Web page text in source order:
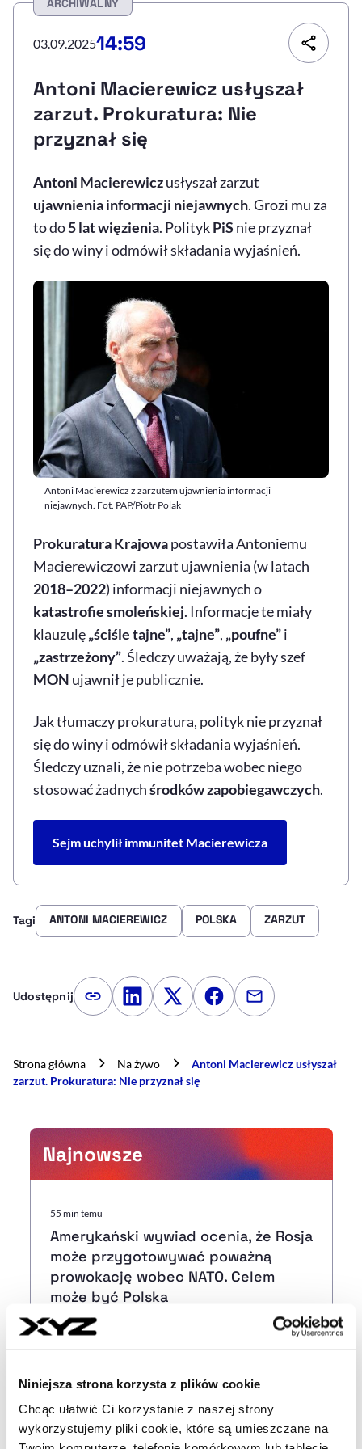
Niniejsza strona korzysta z plików cookie
Chcąc ułatwić Ci korzystanie z naszej strony
wykorzystujemy pliki cookie, które są umieszczane na
Sprawdź, jak i dlaczego zwiększamy dostępność , otwiera się w nowym
Deklaracja dostępności
ARCHIWALNY
03.09.202514:59
Antoni Macierewicz usłyszał
zarzut. Prokuratura: Nie
przyznał się
Antoni Macierewiczusłyszał zarzut
ujawnienia informacji niejawnych. Grozi mu za
to do5 lat więzienia. PolitykPiS nie przyznał
się do winy i odmówił składania wyjaśnień.
Antoni Macierewicz z zarzutem ujawnienia informacji
niejawnych. Fot. PAP/Piotr Polak
Prokuratura Krajowapostawiła Antoniemu
Macierewiczowi zarzut ujawnienia (w latach
2018–2022) informacji niejawnych o
katastrofie smoleńskiej. Informacje te miały
klauzulę„ściśle tajne”, „tajne”, „poufne”i
„zastrzeżony”. Śledczy uważają, że były szef
MON ujawnił je publicznie.
Jak tłumaczy prokuratura, polityk nie przyznał
się do winy i odmówił składania wyjaśnień.
Śledczy uznali, że nie potrzeba wobec niego
stosować żadnychśrodków zapobiegawczych.
Sejm uchylił immunitet Macierewicza
Najnowsze
55 min temu
Amerykański wywiad ocenia, że Rosja
może przygotowywać poważną
prowokację wobec NATO. Celem
może być Polska
kraj nie sprzeciwi się szybkiej akcesji
Ukrainy do Unii Europejskiej
Tagi ANTONI MACIEREWICZ POLSKA ZARZUT
Udostępnij Kopiuj link artykułu
Udostępnij na LinkedIn
Udostępnij na Twitterze
Udostępnij na
Udostępnij
Strona główna Na żywo
Antoni Macierewicz usłyszał
zarzut. Prokuratura: Nie przyznał się